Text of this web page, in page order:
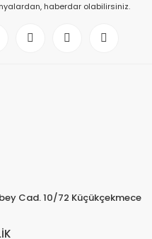
haberdar olabilirsiniz.
Cad. 10/72 Küçükçekmece